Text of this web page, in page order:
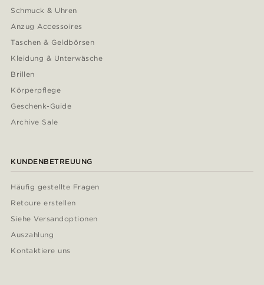
Schmuck & Uhren
Anzug Accessoires
Taschen & Geldbörsen
Kleidung & Unterwäsche
Brillen
Körperpflege
Geschenk-Guide
Archive Sale
KUNDENBETREUUNG
Häufig gestellte Fragen
Retoure erstellen
Siehe Versandoptionen
Auszahlung
Kontaktiere uns